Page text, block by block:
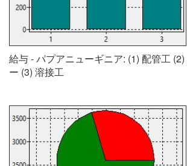
給与 - パプアニューギニア: (1) 配管工
ー (3) 溶接工